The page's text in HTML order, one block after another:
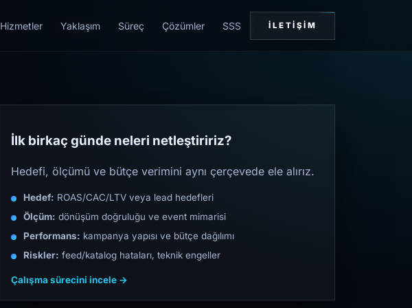
Hizmetler Yaklaşım Süreç Çözümler SSS İLETIŞIM
İlk birkaç günde neleri netleştiririz?
Hedefi, ölçümü ve bütçe verimini aynı çerçevede ele alırız.
Hedef: ROAS/CAC/LTV veya lead hedefleri
Ölçüm: dönüşüm doğruluğu ve event mimarisi
Performans: kampanya yapısı ve bütçe dağılımı
Riskler: feed/katalog hataları, teknik engeller
Çalışma sürecini incele →